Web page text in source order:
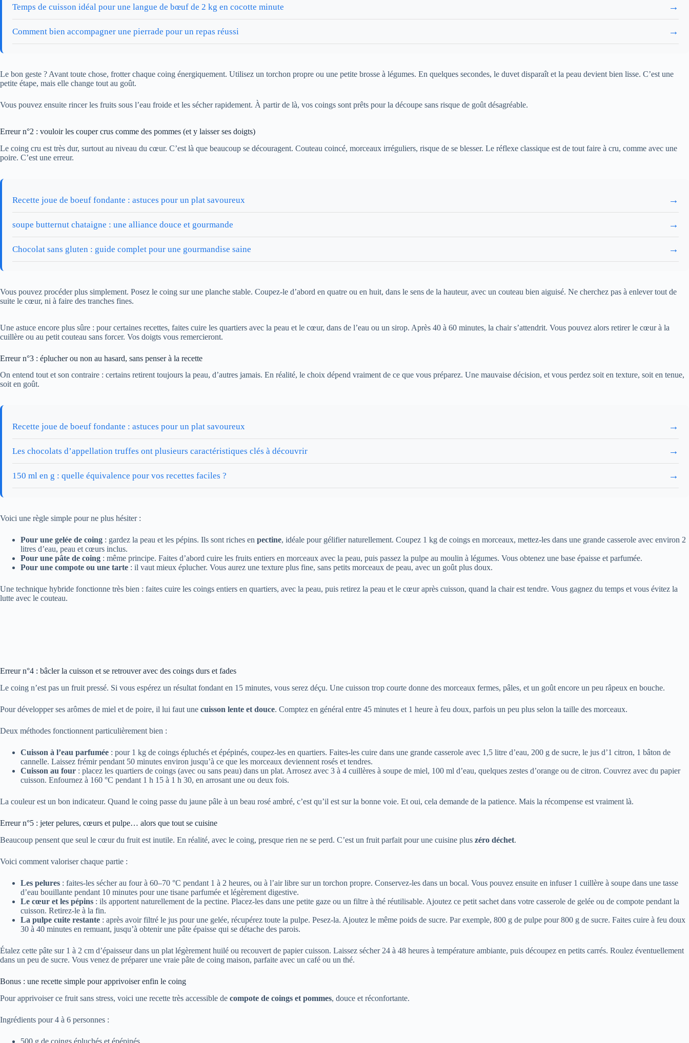
Temps de cuisson idéal pour une langue de bœuf de 2 kg en cocotte minute →
Comment bien accompagner une pierrade pour un repas réussi →
Le bon geste ? Avant toute chose, frotter chaque coing énergiquement. Utilisez un torchon propre ou une petite brosse à légumes. En quelques secondes, le duvet disparaît et la peau devient bien lisse. C’est une
petite étape, mais elle change tout au goût.
Vous pouvez ensuite rincer les fruits sous l’eau froide et les sécher rapidement. À partir de là, vos coings sont prêts pour la découpe sans risque de goût désagréable.
Erreur n°2 : vouloir les couper crus comme des pommes (et y laisser ses doigts)
Le coing cru est très dur, surtout au niveau du cœur. C’est là que beaucoup se découragent. Couteau coincé, morceaux irréguliers, risque de se blesser. Le réflexe classique est de tout faire à cru, comme avec une
poire. C’est une erreur.
Recette joue de boeuf fondante : astuces pour un plat savoureux →
soupe butternut chataigne : une alliance douce et gourmande →
Chocolat sans gluten : guide complet pour une gourmandise saine →
Vous pouvez procéder plus simplement. Posez le coing sur une planche stable. Coupez-le d’abord en quatre ou en huit, dans le sens de la hauteur, avec un couteau bien aiguisé. Ne cherchez pas à enlever tout de
suite le cœur, ni à faire des tranches fines.
Une astuce encore plus sûre : pour certaines recettes, faites cuire les quartiers avec la peau et le cœur, dans de l’eau ou un sirop. Après 40 à 60 minutes, la chair s’attendrit. Vous pouvez alors retirer le cœur à la
cuillère ou au petit couteau sans forcer. Vos doigts vous remercieront.
Erreur n°3 : éplucher ou non au hasard, sans penser à la recette
On entend tout et son contraire : certains retirent toujours la peau, d’autres jamais. En réalité, le choix dépend vraiment de ce que vous préparez. Une mauvaise décision, et vous perdez soit en texture, soit en tenue,
soit en goût.
Recette joue de boeuf fondante : astuces pour un plat savoureux →
Les chocolats d’appellation truffes ont plusieurs caractéristiques clés à découvrir →
150 ml en g : quelle équivalence pour vos recettes faciles ? →
Voici une règle simple pour ne plus hésiter :
Pour une gelée de coing : gardez la peau et les pépins. Ils sont riches en pectine, idéale pour gélifier naturellement. Coupez 1 kg de coings en morceaux, mettez-les dans une grande casserole avec environ 2
litres d’eau, peau et cœurs inclus.
Pour une pâte de coing : même principe. Faites d’abord cuire les fruits entiers en morceaux avec la peau, puis passez la pulpe au moulin à légumes. Vous obtenez une base épaisse et parfumée.
Pour une compote ou une tarte : il vaut mieux éplucher. Vous aurez une texture plus fine, sans petits morceaux de peau, avec un goût plus doux.
Une technique hybride fonctionne très bien : faites cuire les coings entiers en quartiers, avec la peau, puis retirez la peau et le cœur après cuisson, quand la chair est tendre. Vous gagnez du temps et vous évitez la
lutte avec le couteau.
Erreur n°4 : bâcler la cuisson et se retrouver avec des coings durs et fades
Le coing n’est pas un fruit pressé. Si vous espérez un résultat fondant en 15 minutes, vous serez déçu. Une cuisson trop courte donne des morceaux fermes, pâles, et un goût encore un peu râpeux en bouche.
Pour développer ses arômes de miel et de poire, il lui faut une cuisson lente et douce. Comptez en général entre 45 minutes et 1 heure à feu doux, parfois un peu plus selon la taille des morceaux.
Deux méthodes fonctionnent particulièrement bien :
Cuisson à l’eau parfumée : pour 1 kg de coings épluchés et épépinés, coupez-les en quartiers. Faites-les cuire dans une grande casserole avec 1,5 litre d’eau, 200 g de sucre, le jus d’1 citron, 1 bâton de
cannelle. Laissez frémir pendant 50 minutes environ jusqu’à ce que les morceaux deviennent rosés et tendres.
Cuisson au four : placez les quartiers de coings (avec ou sans peau) dans un plat. Arrosez avec 3 à 4 cuillères à soupe de miel, 100 ml d’eau, quelques zestes d’orange ou de citron. Couvrez avec du papier
cuisson. Enfournez à 160 °C pendant 1 h 15 à 1 h 30, en arrosant une ou deux fois.
La couleur est un bon indicateur. Quand le coing passe du jaune pâle à un beau rosé ambré, c’est qu’il est sur la bonne voie. Et oui, cela demande de la patience. Mais la récompense est vraiment là.
Erreur n°5 : jeter pelures, cœurs et pulpe… alors que tout se cuisine
Beaucoup pensent que seul le cœur du fruit est inutile. En réalité, avec le coing, presque rien ne se perd. C’est un fruit parfait pour une cuisine plus zéro déchet.
Voici comment valoriser chaque partie :
Les pelures : faites-les sécher au four à 60–70 °C pendant 1 à 2 heures, ou à l’air libre sur un torchon propre. Conservez-les dans un bocal. Vous pouvez ensuite en infuser 1 cuillère à soupe dans une tasse
d’eau bouillante pendant 10 minutes pour une tisane parfumée et légèrement digestive.
Le cœur et les pépins : ils apportent naturellement de la pectine. Placez-les dans une petite gaze ou un filtre à thé réutilisable. Ajoutez ce petit sachet dans votre casserole de gelée ou de compote pendant la
cuisson. Retirez-le à la fin.
La pulpe cuite restante : après avoir filtré le jus pour une gelée, récupérez toute la pulpe. Pesez-la. Ajoutez le même poids de sucre. Par exemple, 800 g de pulpe pour 800 g de sucre. Faites cuire à feu doux
30 à 40 minutes en remuant, jusqu’à obtenir une pâte épaisse qui se détache des parois.
Étalez cette pâte sur 1 à 2 cm d’épaisseur dans un plat légèrement huilé ou recouvert de papier cuisson. Laissez sécher 24 à 48 heures à température ambiante, puis découpez en petits carrés. Roulez éventuellement
dans un peu de sucre. Vous venez de préparer une vraie pâte de coing maison, parfaite avec un café ou un thé.
Bonus : une recette simple pour apprivoiser enfin le coing
Pour apprivoiser ce fruit sans stress, voici une recette très accessible de compote de coings et pommes, douce et réconfortante.
Ingrédients pour 4 à 6 personnes :
500 g de coings épluchés et épépinés